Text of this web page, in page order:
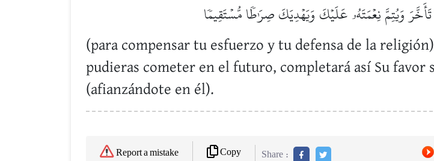
وَيُتِمَّ نِعۡمَتَهُۥ عَلَيۡكَ وَيَهۡدِيَكَ صِرَٰطٗا مُّسۡتَقِيمٗا
(para compensar tu esfuerzo y tu defensa de la
pudieras cometer en el futuro, completará así Su
(afianzándote en él).
Report a mistake Copy Share :